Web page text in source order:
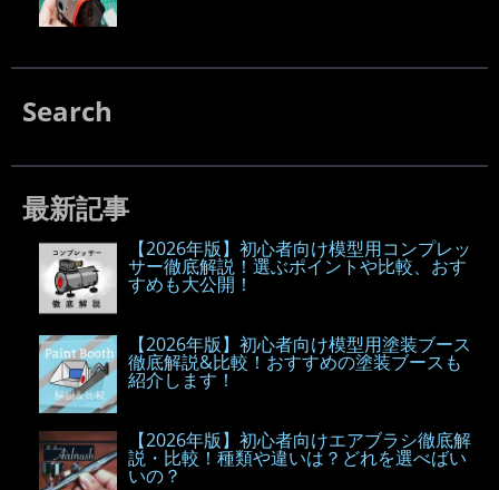
Search
最新記事
【2026年版】初心者向け模型用コンプレッ
サー徹底解説！選ぶポイントや比較、おす
すめも大公開！
【2026年版】初心者向け模型用塗装ブース
徹底解説&比較！おすすめの塗装ブースも
紹介します！
【2026年版】初心者向けエアブラシ徹底解
説・比較！種類や違いは？どれを選べばい
いの？